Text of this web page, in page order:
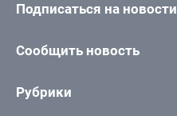
Подписаться на новости
Сообщить новость
Рубрики